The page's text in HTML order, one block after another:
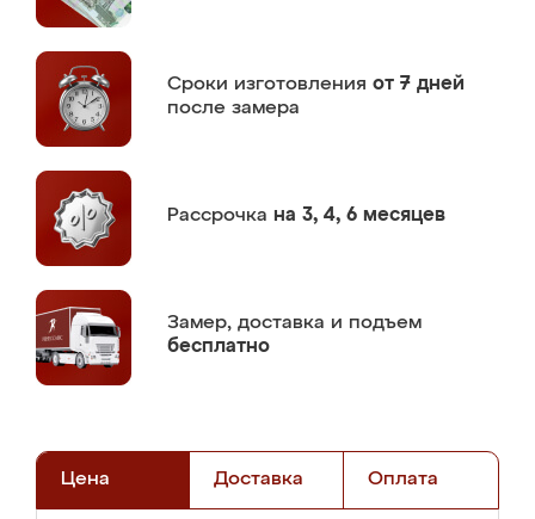
Сроки изготовления от 7 дней
после замера
Рассрочка на 3, 4, 6 месяцев
Замер, доставка и подъем
бесплатно
Цена Доставка Оплата